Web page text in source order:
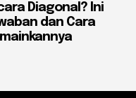
Diagonal? Ini
dan Cara